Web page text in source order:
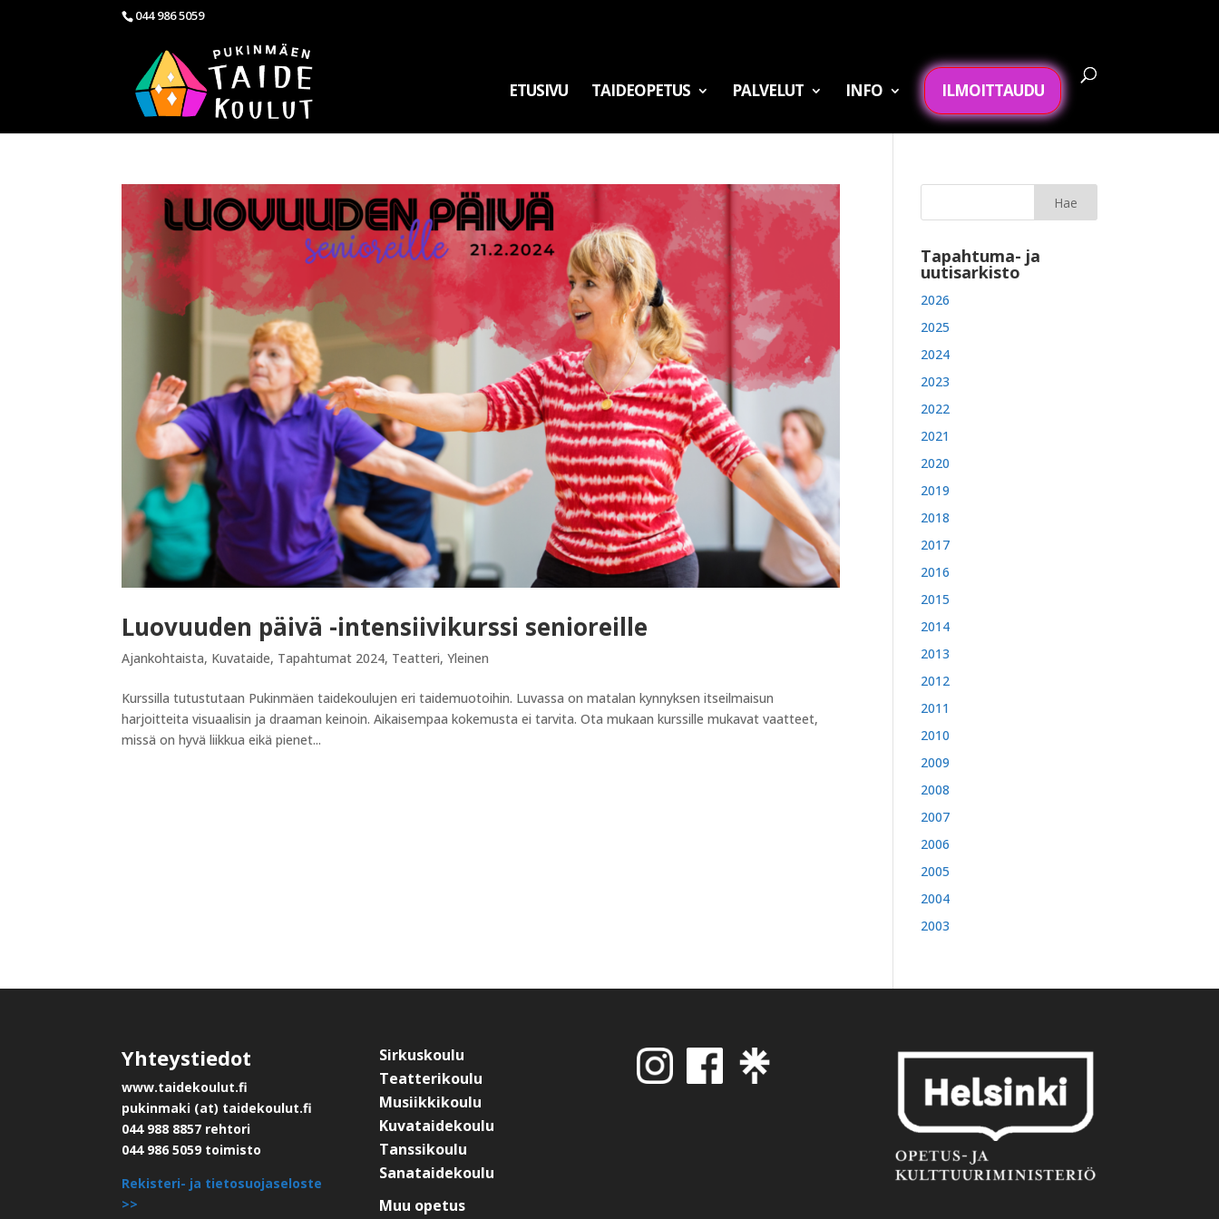
044 986 5059
ETUSIVU TAIDEOPETUS PALVELUT INFO ILMOITTAUDU
Luovuuden päivä -intensiivikurssi senioreille
Ajankohtaista, Kuvataide, Tapahtumat 2024, Teatteri,Yleinen
Kurssilla tutustutaan Pukinmäen taidekoulujen eri taidemuotoihin. Luvassa on matalan kynnyksen itseilmaisun
harjoitteita visuaalisin ja draaman keinoin. Aikaisempaa kokemusta ei tarvita. Ota mukaan kurssille mukavat vaatteet,
missä on hyvä liikkua eikä pienet...
Tapahtuma- ja
uutisarkisto
2026
2025
2024
2023
2022
2021
2020
2019
2018
2017
2016
2015
2014
2013
2012
2011
2010
2009
2008
2007
2006
2005
2004
2003
Yhteystiedot
www.taidekoulut.fi
pukinmaki (at) taidekoulut.fi
044 988 8857 rehtori
044 986 5059 toimisto
Rekisteri- ja tietosuojaseloste
>>
Sirkuskoulu
Teatterikoulu
Musiikkikoulu
Kuvataidekoulu
Tanssikoulu
Sanataidekoulu
Muu opetus